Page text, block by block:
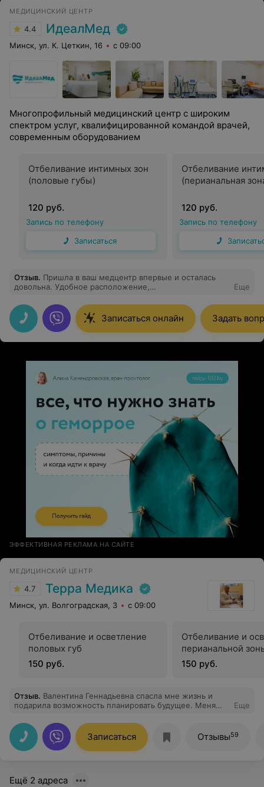
прошла намного легче, чем себе представляла после
прочитанных отзывов в интернете. Уже на пятые сутки
смогла дома решать мелкие бытовые вопросы, на 14
сутки вышла на работу. Счастлива и рада, что всё
сложилось и получилось. Игорь Михайлович,
огромное Вам спасибо за спокойствие и уверенность,
которые Вы излучаете, за возможность консультации
24/7. Благодаря вашим рукам я избавилась от
недостатков фигуры и обрела красивый живот. Желаю
Вам сил, идеальных условий для ваших творений, а
приносил вам удовольствие.
МЕДИЦИНСКИЙ ЦЕНТР
4.4 ИдеалМед
Минск, ул. К. Цеткин, 16 с 09:00
Многопрофильный медицинский центр с широким
спектром услуг, квалифицированной командой врачей,
современным оборудованием
Отбеливание интимных зон
(половые губы)
120 руб.
Запись по телефону
Записаться
Отбеливание
(перианальная
120 руб.
Запись по телефону
Отзыв. Пришла в ваш медцентр впервые и осталась
довольна. Удобное расположение,
специалисты квалифицированные, грамотные, с
большим опытом работы. Спасибо за ваш труд!
Еще
Записаться онлайн Задать
ЭФФЕКТИВНАЯ РЕКЛАМА НА САЙТЕ
МЕДИЦИНСКИЙ ЦЕНТР
4.7 Терра Медика
Минск, ул. Волгоградская, 3 с 09:00
Отбеливание и осветление
половых губ
150 руб.
Отбеливание и
перианальной
150 руб.
Отзыв. Валентина Геннадьевна спасла мне жизнь и
подарила возможность планировать будущее. Меня
около 10 лет. Когда эндометриоз развился в тяжёлую
форму, я нашла Валентину Геннадьевну. Так трепетно
и с такой добротой ко мне не относилась ни одна
врач-гинеколог. Мне было быстро назначено лечение
года я в ремиссии.
Еще
Записаться Отзывы59
Ещё 2 адреса